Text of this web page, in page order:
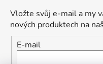
Vložte svůj e-mail a my
nových produktech na
E-mail